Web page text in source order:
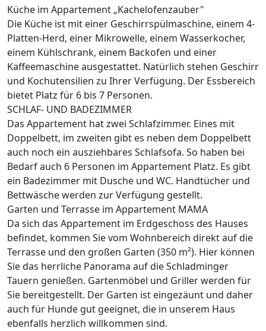
Küche im Appartement „Kachelofenzauber"
Die Küche ist mit einer Geschirrspülmaschine, einem 4-
Platten-Herd, einer Mikrowelle, einem Wasserkocher,
einem Kühlschrank, einem Backofen und einer
Kaffeemaschine ausgestattet. Natürlich stehen Geschirr
und Kochutensilien zu Ihrer Verfügung. Der Essbereich
bietet Platz für 6 bis 7 Personen.
SCHLAF- UND BADEZIMMER
Das Appartement hat zwei Schlafzimmer. Eines mit
Doppelbett, im zweiten gibt es neben dem Doppelbett
auch noch ein ausziehbares Schlafsofa. So haben bei
Bedarf auch 6 Personen im Appartement Platz. Es gibt
ein Badezimmer mit Dusche und WC. Handtücher und
Bettwäsche werden zur Verfügung gestellt.
Garten und Terrasse im Appartement MAMA
Da sich das Appartement im Erdgeschoss des Hauses
befindet, kommen Sie vom Wohnbereich direkt auf die
Terrasse und den großen Garten (350 m²). Hier können
Sie das herrliche Panorama auf die Schladminger
Tauern genießen. Gartenmöbel und Griller werden für
Sie bereitgestellt. Der Garten ist eingezäunt und daher
auch für Hunde gut geeignet, die in unserem Haus
ebenfalls herzlich willkommen sind.